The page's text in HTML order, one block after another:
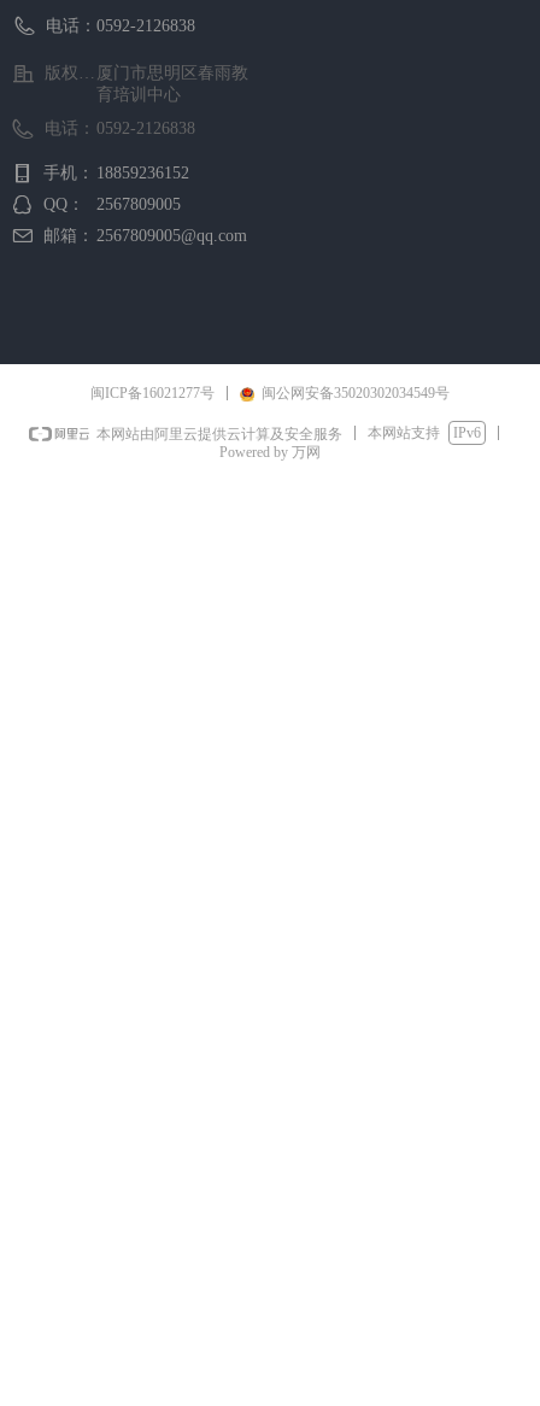
电话： 0592-2126838
手机： 18859236152
QQ：
2567809005
邮箱： 2567809005@qq.com
版权所有 ©
厦门市思明区春雨教
育培训中心
电话： 0592-2126838
闽ICP备16021277号 闽公网安备35020302034549号
本网站由阿里云提供云计算及安全服务 本网站支持
IPv6
Powered by 万网